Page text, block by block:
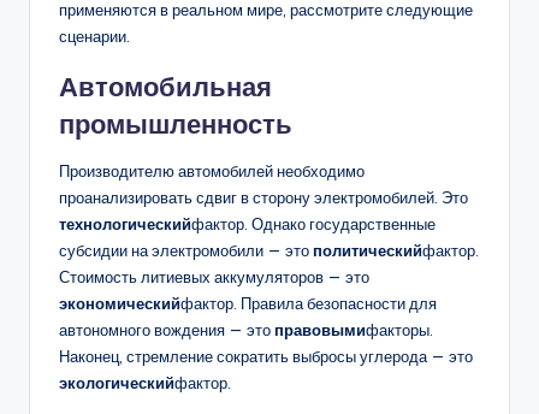
применяются в реальном мире, рассмотрите следующие
сценарии.
Автомобильная
промышленность
Производителю автомобилей необходимо
проанализировать сдвиг в сторону электромобилей. Это
технологическийфактор. Однако государственные
субсидии на электромобили — этополитическийфактор.
Стоимость литиевых аккумуляторов — это
экономическийфактор. Правила безопасности для
автономного вождения — этоправовымифакторы.
Наконец, стремление сократить выбросы углерода — это
экологическийфактор.